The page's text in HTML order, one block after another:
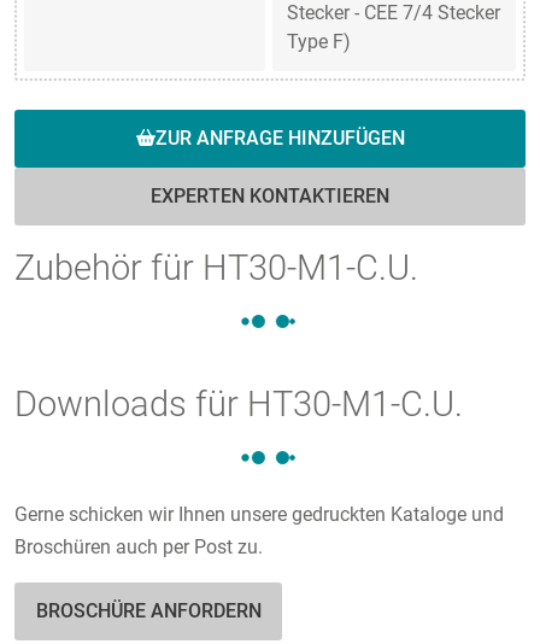
Stecker - CEE 7/4 Stecker
Type F)
ZUR ANFRAGE HINZUFÜGEN
EXPERTEN KONTAKTIEREN
Zubehör für HT30-M1-C.U.
Downloads für HT30-M1-C.U.
Gerne schicken wir Ihnen unsere gedruckten Kataloge und
Broschüren auch per Post zu.
BROSCHÜRE ANFORDERN